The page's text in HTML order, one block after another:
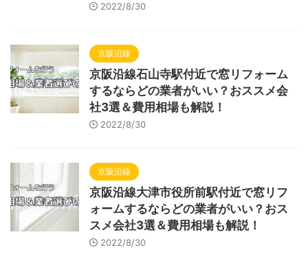
2022/8/30
京阪沿線
京阪沿線石山寺駅付近で窓リフォーム
するならどの業者がいい？おススメ会
社3選＆費用相場も解説！
2022/8/30
京阪沿線
京阪沿線大津市役所前駅付近で窓リフ
ォームするならどの業者がいい？おス
スメ会社3選＆費用相場も解説！
2022/8/30